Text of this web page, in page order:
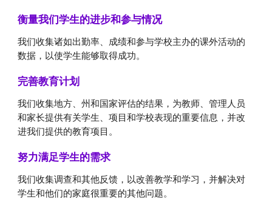
衡量我们学生的进步和参与情况
我们收集诸如出勤率、成绩和参与学校主办的课外活动的
数据，以使学生能够取得成功。
完善教育计划
我们收集地方、州和国家评估的结果，为教师、管理人员
和家长提供有关学生、项目和学校表现的重要信息，并改
进我们提供的教育项目。
努力满足学生的需求
我们收集调查和其他反馈，以改善教学和学习，并解决对
学生和他们的家庭很重要的其他问题。